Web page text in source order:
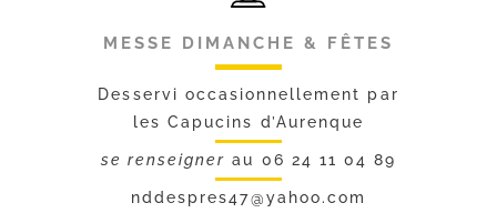
MESSE DIMANCHE & FÊTES
Desservi occasionnellement par
les Capucins d’Aurenque
se renseigner au 06 24 11 04 89
nddespres47@yahoo.com